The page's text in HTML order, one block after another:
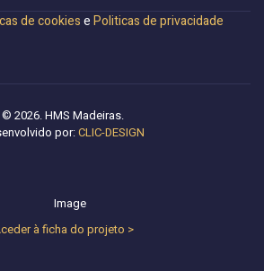
de cookiesePoliticas de privacidade
© 2026. HMS Madeiras.
por:CLIC-DESIGN
à ficha do projeto >